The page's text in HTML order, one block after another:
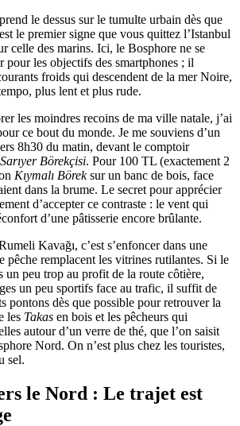
le dessus sur le tumulte urbain dès que
le premier signe que vous quittez l’Istanbul
celle des marins. Ici, le Bosphore ne se
pour les objectifs des smartphones ; il
froids qui descendent de la mer Noire,
plus lent et plus rude.
les moindres recoins de ma ville natale, j’ai
ce bout du monde. Je me souviens d’un
8h30 du matin, devant le comptoir
Börekçisi. Pour 100 TL (exactement 2
Kıymalı Böreksur un banc de bois, face
dans la brume. Le secret pour apprécier
d’accepter ce contraste : le vent qui
d’une pâtisserie encore brûlante.
Kavağı, c’est s’enfoncer dans une
pêche remplacent les vitrines rutilantes. Si le
un peu trop au profit de la route côtière,
un peu sportifs face au trafic, il suffit de
pontons dès que possible pour retrouver la
les Takas en bois et les pêcheurs qui
autour d’un verre de thé, que l’on saisit
Nord. On n’est plus chez les touristes,
sel.
le Nord : Le trajet est